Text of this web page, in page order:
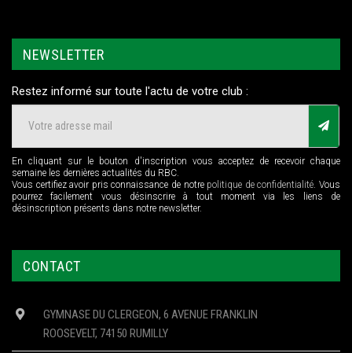
NEWSLETTER
Restez informé sur toute l'actu de votre club :
En cliquant sur le bouton d'inscription vous acceptez de recevoir chaque
semaine les dernières actualités du RBC.
Vous certifiez avoir pris connaissance de notre politique de confidentialité. Vous
pourrez facilement vous désinscrire à tout moment via les liens de
désinscription présents dans notre newsletter.
CONTACT
GYMNASE DU CLERGEON, 6 AVENUE FRANKLIN
ROOSEVELT, 74150 RUMILLY